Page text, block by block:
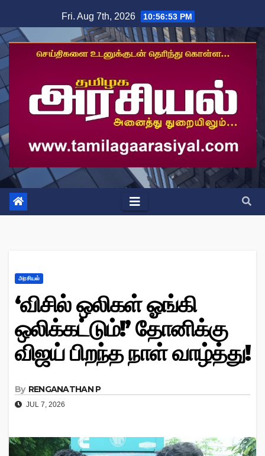
to
content
Fri. Aug 7th, 2026 10:56:54 PM
அரசியல்
‘விசில் ஒலிகள் ஓங்கி
ஒலிக்கட்டும்!’ தோனிக்கு
விஜய் பிறந்த நாள் வாழ்த்து!
By RENGANATHAN P
JUL 7, 2026